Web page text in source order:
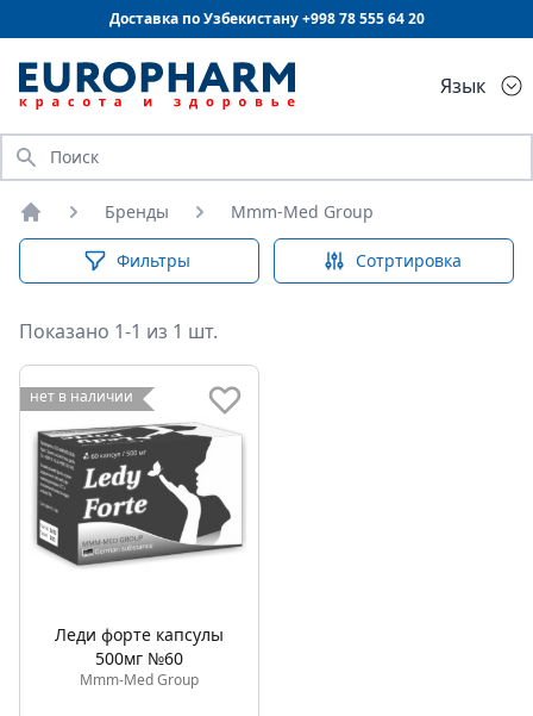
Доставка по Узбекистану +99878 555 64 20
Язык
Искать
Главная
Бренды Mmm-Med Group
Фильтры Сотртировка
Показано 1-1 из 1 шт.
нет в наличии
Леди форте капсулы
500мг №60
Mmm-Med Group